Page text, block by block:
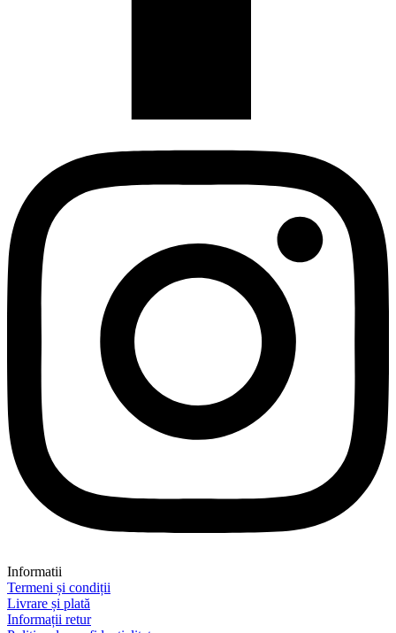
Informatii
Termeni și condiții
Livrare și plată
Informații retur